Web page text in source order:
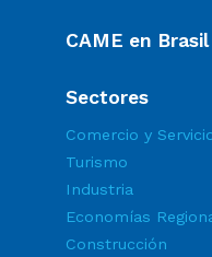
CAME en Brasil
Sectores
Comercio y
Turismo
Industria
Economías
Construcción